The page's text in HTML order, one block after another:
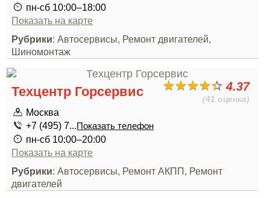
пн-сб 10:00–18:00
Показать на карте
Рубрики: Автосервисы, Ремонт двигателей,
Шиномонтаж
4.37
(41 оценка)
Техцентр Горсервис
Москва
+7 (495) 7...Показать телефон
пн-сб 10:00–20:00
Показать на карте
Рубрики: Автосервисы, Ремонт АКПП, Ремонт
двигателей